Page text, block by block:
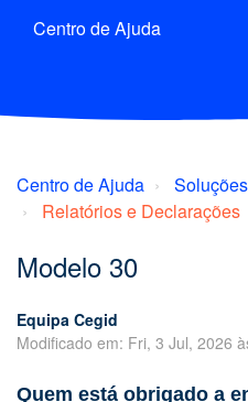
Centro de Ajuda
Centro de Ajuda
Relatórios e Declarações
Modelo 30
Equipa Cegid
Modificado em: Fri, 3 Jul, 2026
Quem está obrigado a